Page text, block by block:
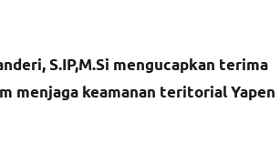
S.IP,M.Si mengucapkan terima
menjaga keamanan teritorial Yapen